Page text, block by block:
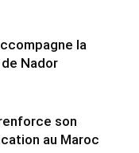
la
Nador
son
au Maroc